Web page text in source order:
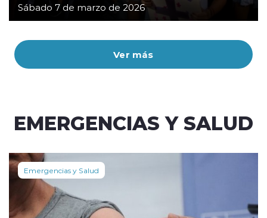
Ver más
Sábado 7 de marzo de 2026
EMERGENCIAS Y SALUD
Emergencias y Salud